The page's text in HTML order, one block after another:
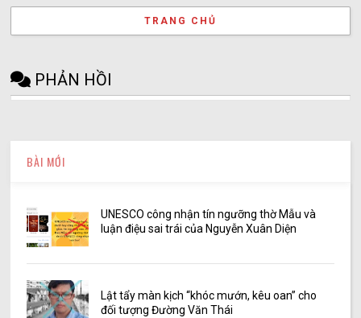
TRANG CHỦ
PHẢN HỒI
BÀI MỚI
UNESCO công nhận tín ngưỡng thờ Mẫu và
luận điệu sai trái của Nguyễn Xuân Diện
Lật tẩy màn kịch “khóc mướn, kêu oan” cho
đối tượng Đường Văn Thái